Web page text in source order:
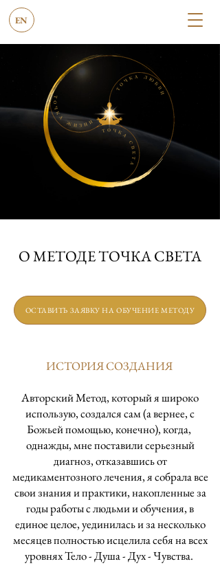
EN
О МЕТОДЕ ТОЧКА СВЕТА
ОСТАВИТЬ ЗАЯВКУ НА ОБУЧЕНИЕ МЕТОДУ
ИСТОРИЯ СОЗДАНИЯ
Авторский Метод, который я широко
использую, создался сам (а вернее, с
Божьей помощью, конечно), когда,
однажды, мне поставили серьезный
диагноз, отказавшись от
медикаментозного лечения, я собрала все
свои знания и практики, накопленные за
годы работы с людьми и обучения, в
единое целое, уединилась и за несколько
месяцев полностью исцелила себя на всех
уровнях Тело - Душа - Дух - Чувства.